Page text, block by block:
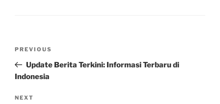
Previous
Post
PREVIOUS
Update Berita Terkini: Informasi Terbaru di
Indonesia
Next
NEXT